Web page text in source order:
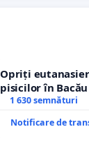
Opriți
pisicilor în Bacău
1 630 semnături
Notificare de